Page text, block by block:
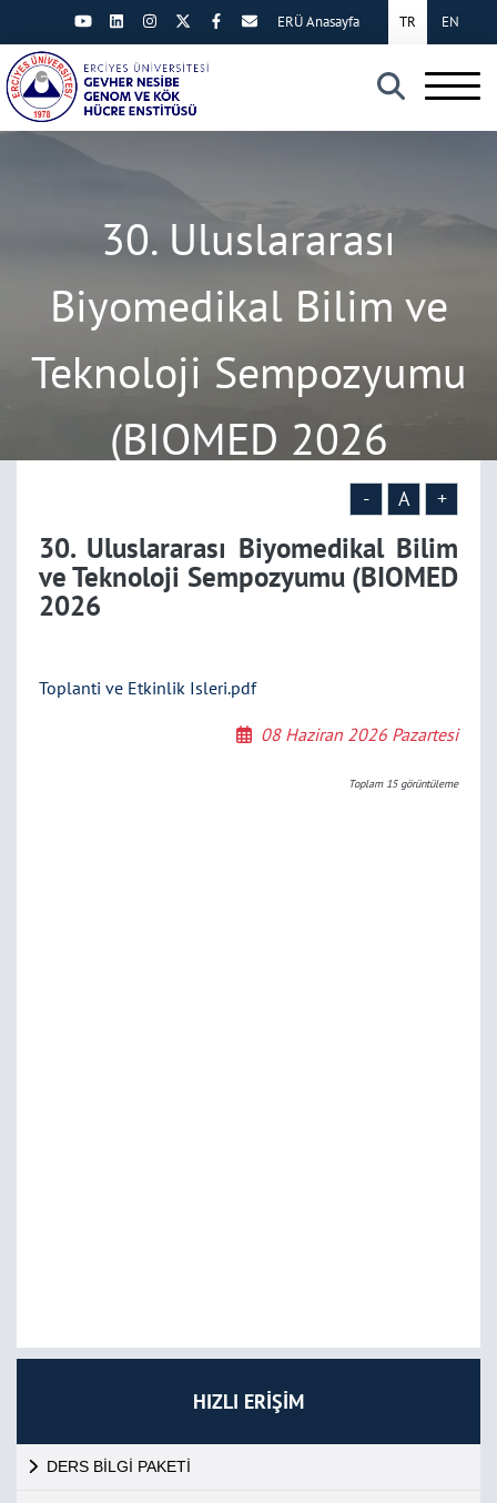
×
TR EN
ERÜ Anasayfa
30. Uluslararası
Biyomedikal Bilim ve
Teknoloji Sempozyumu
(BIOMED 2026
HIZLI ERİŞİM
DERS BİLGİ PAKETİ
- A +
30. Uluslararası Biyomedikal Bilim
ve Teknoloji Sempozyumu (BIOMED
2026
Toplanti ve Etkinlik Isleri.pdf
08 Haziran 2026 Pazartesi
Toplam 15görüntüleme